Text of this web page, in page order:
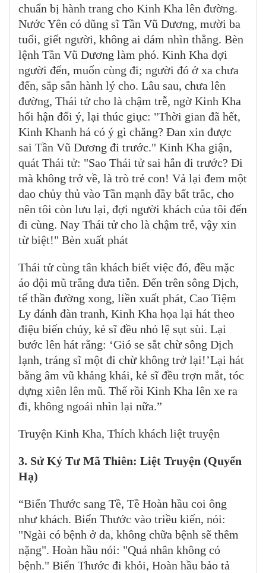
chuẩn bị hành trang cho Kinh Kha lên đường.
Nước Yên có dũng sĩ Tần Vũ Dương, mười ba
tuổi, giết người, không ai dám nhìn thẳng. Bèn
lệnh Tần Vũ Dương làm phó. Kinh Kha đợi
người đến, muốn cùng đi; người đó ở xa chưa
đến, sắp sẵn hành lý cho. Lâu sau, chưa lên
đường, Thái tử cho là chậm trễ, ngờ Kinh Kha
hối hận đổi ý, lại thúc giục: "Thời gian đã hết,
Kinh Khanh há có ý gì chăng? Đan xin được
sai Tần Vũ Dương đi trước." Kinh Kha giận,
quát Thái tử: "Sao Thái tử sai hắn đi trước? Đi
mà không trở về, là trò trẻ con! Vả lại đem một
dao chủy thủ vào Tần mạnh đầy bất trắc, cho
nên tôi còn lưu lại, đợi người khách của tôi đến
đi cùng. Nay Thái tử cho là chậm trễ, vậy xin
từ biệt!" Bèn xuất phát
Thái tử cùng tân khách biết việc đó, đều mặc
áo đội mũ trắng đưa tiễn. Đến trên sông Dịch,
tế thần đường xong, liền xuất phát, Cao Tiệm
Ly đánh đàn tranh, Kinh Kha họa lại hát theo
điệu biến chủy, kẻ sĩ đều nhỏ lệ sụt sùi. Lại
bước lên hát rằng: ‘Gió se sắt chừ sông Dịch
lạnh, tráng sĩ một đi chừ không trở lại!’Lại hát
bằng âm vũ khảng khái, kẻ sĩ đều trợn mắt, tóc
dựng xiên lên mũ. Thế rồi Kinh Kha lên xe ra
đi, không ngoái nhìn lại nữa.”
Truyện Kinh Kha, Thích khách liệt truyện
3. Sử Ký Tư Mã Thiên: Liệt Truyện (Quyển
Hạ)
“Biển Thước sang Tề, Tề Hoàn hầu coi ông
như khách. Biển Thước vào triều kiến, nói:
"Ngài có bệnh ở da, không chữa bệnh sẽ thêm
nặng". Hoàn hầu nói: "Quả nhân không có
bệnh." Biển Thước đi khỏi, Hoàn hầu bảo tả